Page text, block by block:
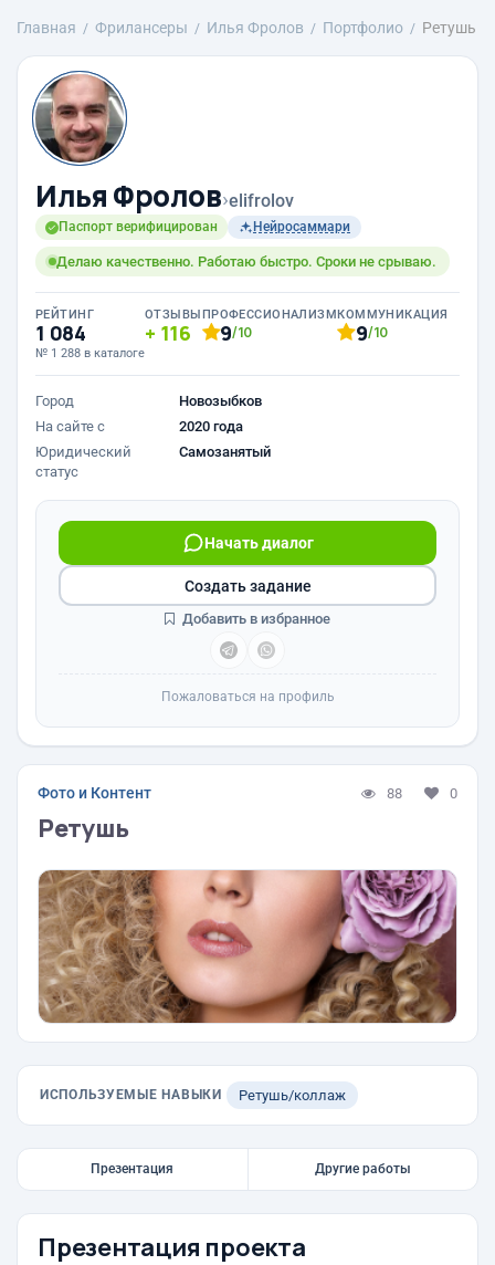
Главная Фрилансеры Илья Фролов Портфолио Ретушь
Илья Фролов›elifrolov
Паспорт верифицирован Нейросаммари
Делаю качественно. Работаю быстро. Сроки не срываю.
РЕЙТИНГ
1 084
№ 1 288 в каталоге
ОТЗЫВЫ
116
ПРОФЕССИОНАЛИЗМ
9/10
КОММУНИКАЦИЯ
9/10
Город
Новозыбков
На сайте с
2020 года
Юридический
статус
Самозанятый
Начать диалог
Создать задание
Добавить в избранное
Пожаловаться на профиль
Фото и Контент 88 0
Ретушь
ИСПОЛЬЗУЕМЫЕ НАВЫКИ Ретушь/коллаж
Презентация Другие работы
Презентация проекта